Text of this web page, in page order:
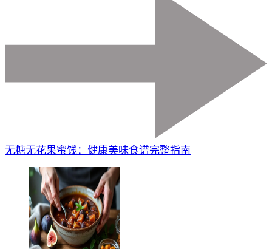
无糖无花果蜜饯：健康美味食谱完整指南